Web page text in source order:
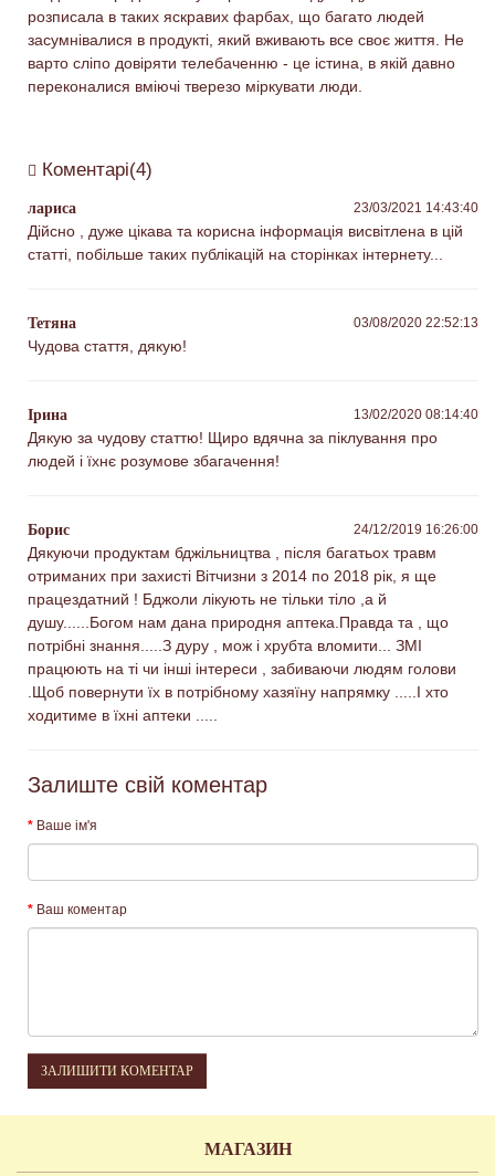
розписала в таких яскравих фарбах, що багато людей
засумнівалися в продукті, який вживають все своє життя. Не
варто сліпо довіряти телебаченню - це істина, в якій давно
переконалися вміючі тверезо міркувати люди.
Коментарі(4)
лариса 23/03/2021 14:43:40
Дійсно , дуже цікава та корисна інформація висвітлена в цій
статті, побільше таких публікацій на сторінках інтернету...
Тетяна 03/08/2020 22:52:13
Чудова стаття, дякую!
Ірина 13/02/2020 08:14:40
Дякую за чудову статтю! Щиро вдячна за піклування про
людей і їхнє розумове збагачення!
Борис 24/12/2019 16:26:00
Дякуючи продуктам бджільництва , після багатьох травм
отриманих при захисті Вітчизни з 2014 по 2018 рік, я ще
працездатний ! Бджоли лікують не тільки тіло ,а й
душу......Богом нам дана природня аптека.Правда та , що
потрібні знання.....З дуру , мож і хрубта вломити... ЗМІ
працюють на ті чи інші інтереси , забиваючи людям голови
.Щоб повернути їх в потрібному хазяїну напрямку .....І хто
ходитиме в їхні аптеки .....
Залиште свій коментар
Ваше ім'я
Ваш коментар
ЗАЛИШИТИ КОМЕНТАР
МАГАЗИН